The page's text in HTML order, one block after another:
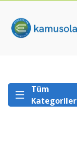
Tüm
Kategoriler